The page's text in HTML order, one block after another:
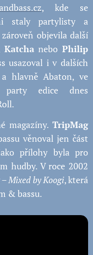
, kde se
staly partylisty a
objevila další
KatchaneboPhilip
usazoval i v dalších
hlavně Abaton, ve
edice dnes
magazíny. TripMag
věnoval jen část
přílohy byla pro
hudby. V roce 2002
Mixed by Koogi, která
& bassu.